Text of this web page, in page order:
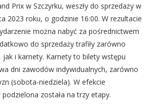
Prix w Szczyrku, weszły do sprzedaży w
2023 roku, o godzinie 16:00. W rezultacie
można nabyć za pośrednictwem
do sprzedaży trafiły zarówno
i karnety. Karnety to bilety wstępu
dni zawodów indywidualnych, zarówno
(sobota-niedziela). W efekcie
została na trzy etapy.